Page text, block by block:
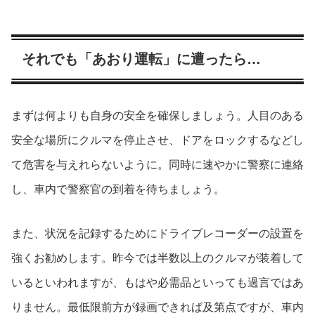
それでも「あおり運転」に遭ったら…
まずは何よりも自身の安全を確保しましょう。人目のある
安全な場所にクルマを停止させ、ドアをロックするなどし
て危害を与えれらないように。同時に速やかに警察に連絡
し、車内で警察官の到着を待ちましょう。
また、状況を記録するためにドライブレコーダーの設置を
強くお勧めします。昨今では半数以上のクルマが装着して
いるといわれますが、もはや必需品といっても過言ではあ
りません。最低限前方が録画できれば及第点ですが、車内